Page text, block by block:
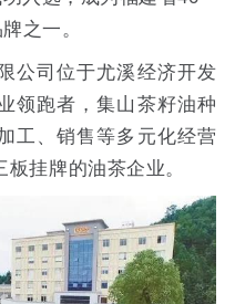
之一。
司位于尤溪经济开发
领跑者，集山茶籽油种
工、销售等多元化经营
挂牌的油茶企业。